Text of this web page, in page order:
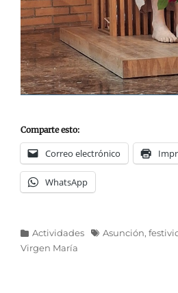
Comparte esto:
Correo electrónico
WhatsApp
Categorías
Actividades Etiquetas
Asunción,
Virgen María